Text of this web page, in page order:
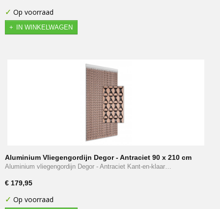
✓ Op voorraad
IN WINKELWAGEN
Aluminium Vliegengordijn Degor - Antraciet 90 x 210 cm
Aluminium vliegengordijn Degor - Antraciet Kant-en-klaar…
€ 179,95
✓ Op voorraad